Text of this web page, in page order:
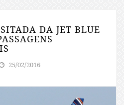
DA JET BLUE
25/02/2016